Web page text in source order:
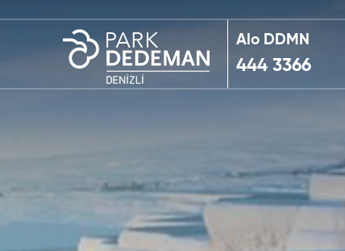
Alo DDMN
444 3366